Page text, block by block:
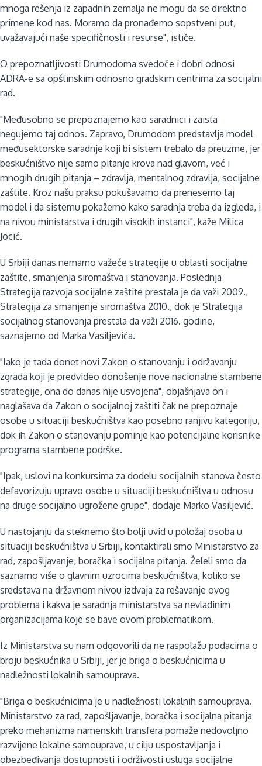
mnoga rešenja iz zapadnih zemalja ne mogu da se direktno
primene kod nas. Moramo da pronađemo sopstveni put,
uvažavajući naše specifičnosti i resurse", ističe.
O prepoznatljivosti Drumodoma svedoče i dobri odnosi
ADRA-e sa opštinskim odnosno gradskim centrima za socijalni
rad.
"Međusobno se prepoznajemo kao saradnici i zaista
negujemo taj odnos. Zapravo, Drumodom predstavlja model
međusektorske saradnje koji bi sistem trebalo da preuzme, jer
beskućništvo nije samo pitanje krova nad glavom, već i
mnogih drugih pitanja – zdravlja, mentalnog zdravlja, socijalne
zaštite. Kroz našu praksu pokušavamo da prenesemo taj
model i da sistemu pokažemo kako saradnja treba da izgleda, i
na nivou ministarstva i drugih visokih instanci", kaže Milica
Jocić.
U Srbiji danas nemamo važeće strategije u oblasti socijalne
zaštite, smanjenja siromaštva i stanovanja. Poslednja
Strategija razvoja socijalne zaštite prestala je da važi 2009.,
Strategija za smanjenje siromaštva 2010., dok je Strategija
socijalnog stanovanja prestala da važi 2016. godine,
saznajemo od Marka Vasiljevića.
"Iako je tada donet novi Zakon o stanovanju i održavanju
zgrada koji je predvideo donošenje nove nacionalne stambene
strategije, ona do danas nije usvojena", objašnjava on i
naglašava da Zakon o socijalnoj zaštiti čak ne prepoznaje
osobe u situaciji beskućništva kao posebno ranjivu kategoriju,
dok ih Zakon o stanovanju pominje kao potencijalne korisnike
programa stambene podrške.
"Ipak, uslovi na konkursima za dodelu socijalnih stanova često
defavorizuju upravo osobe u situaciji beskućništva u odnosu
na druge socijalno ugrožene grupe", dodaje Marko Vasiljević.
U nastojanju da steknemo što bolji uvid u položaj osoba u
situaciji beskućništva u Srbiji, kontaktirali smo Ministarstvo za
rad, zapošljavanje, boračka i socijalna pitanja. Želeli smo da
saznamo više o glavnim uzrocima beskućništva, koliko se
sredstava na državnom nivou izdvaja za rešavanje ovog
problema i kakva je saradnja ministarstva sa nevladinim
organizacijama koje se bave ovom problematikom.
Iz Ministarstva su nam odgovorili da ne raspolažu podacima o
broju beskućnika u Srbiji, jer je briga o beskućnicima u
nadležnosti lokalnih samouprava.
"Briga o beskućnicima je u nadležnosti lokalnih samouprava.
Ministarstvo za rad, zapošljavanje, boračka i socijalna pitanja
preko mehanizma namenskih transfera pomaže nedovoljno
razvijene lokalne samouprave, u cilju uspostavljanja i
obezbeđivanja dostupnosti i održivosti usluga socijalne